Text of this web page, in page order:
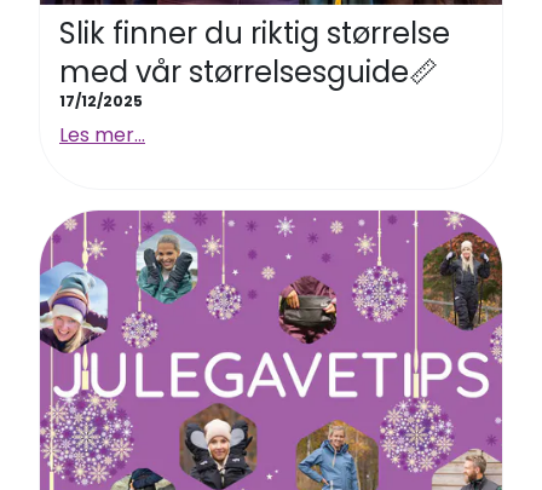
Slik finner du riktig størrelse
med vår størrelsesguide📏
17/12/2025
Les mer...